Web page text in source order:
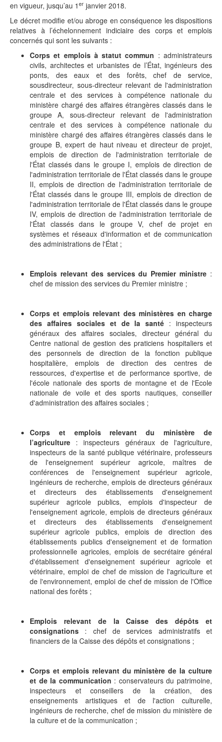
en vigueur, jusqu’au 1 er janvier 2018.
Le décret modifie et/ou abroge en conséquence les dispositions
relatives à l’échelonnement indiciaire des corps et emplois
concernés qui sont les suivants :
Corps et emplois à statut commun : administrateurs
civils, architectes et urbanistes de l’État, ingénieurs des
ponts, des eaux et des forêts, chef de service,
sousdirecteur, sous-directeur relevant de l'administration
centrale et des services à compétence nationale du
ministère chargé des affaires étrangères classés dans le
groupe A, sous-directeur relevant de l'administration
centrale et des services à compétence nationale du
ministère chargé des affaires étrangères classés dans le
groupe B, expert de haut niveau et directeur de projet,
emplois de direction de l'administration territoriale de
l'État classés dans le groupe I, emplois de direction de
l'administration territoriale de l'État classés dans le groupe
II, emplois de direction de l'administration territoriale de
l'État classés dans le groupe III, emplois de direction de
l'administration territoriale de l'État classés dans le groupe
IV, emplois de direction de l'administration territoriale de
l'État classés dans le groupe V, chef de projet en
systèmes et réseaux d'information et de communication
des administrations de l'État ;
Emplois relevant des services du Premier ministre :
chef de mission des services du Premier ministre ;
Corps et emplois relevant des ministères en charge
des affaires sociales et de la santé : inspecteurs
généraux des affaires sociales, directeur général du
Centre national de gestion des praticiens hospitaliers et
des personnels de direction de la fonction publique
hospitalière, emplois de direction des centres de
ressources, d'expertise et de performance sportive, de
l'école nationale des sports de montagne et de l'Ecole
nationale de voile et des sports nautiques, conseiller
d'administration des affaires sociales ;
Corps et emplois relevant du ministère de
l’agriculture : inspecteurs généraux de l'agriculture,
inspecteurs de la santé publique vétérinaire, professeurs
de l'enseignement supérieur agricole, maîtres de
conférences de l'enseignement supérieur agricole,
ingénieurs de recherche, emplois de directeurs généraux
et directeurs des établissements d'enseignement
supérieur agricole publics, emplois d'inspecteur de
l'enseignement agricole, emplois de directeurs généraux
et directeurs des établissements d'enseignement
supérieur agricole publics, emplois de direction des
établissements publics d'enseignement et de formation
professionnelle agricoles, emplois de secrétaire général
d'établissement d'enseignement supérieur agricole et
vétérinaire, emploi de chef de mission de l'agriculture et
de l'environnement, emploi de chef de mission de l'Office
national des forêts ;
Emplois relevant de la Caisse des dépôts et
consignations : chef de services administratifs et
financiers de la Caisse des dépôts et consignations ;
Corps et emplois relevant du ministère de la culture
et de la communication : conservateurs du patrimoine,
inspecteurs et conseillers de la création, des
enseignements artistiques et de l'action culturelle,
ingénieurs de recherche, chef de mission du ministère de
la culture et de la communication ;